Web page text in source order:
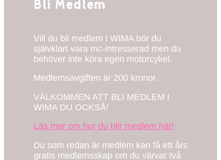
Bli Medlem
Vill du bli medlem i WIMA bör du
självklart vara mc-intresserad men du
behöver inte köra egen motorcykel.
Medlemsavgiften är 200 kronor.
VÄLKOMMEN ATT BLI MEDLEM I
WIMA DU OCKSÅ!
Läs mer om hur du blir medlem här!
Du som redan är medlem kan få ett års
gratis medlemsskap om du värvar två